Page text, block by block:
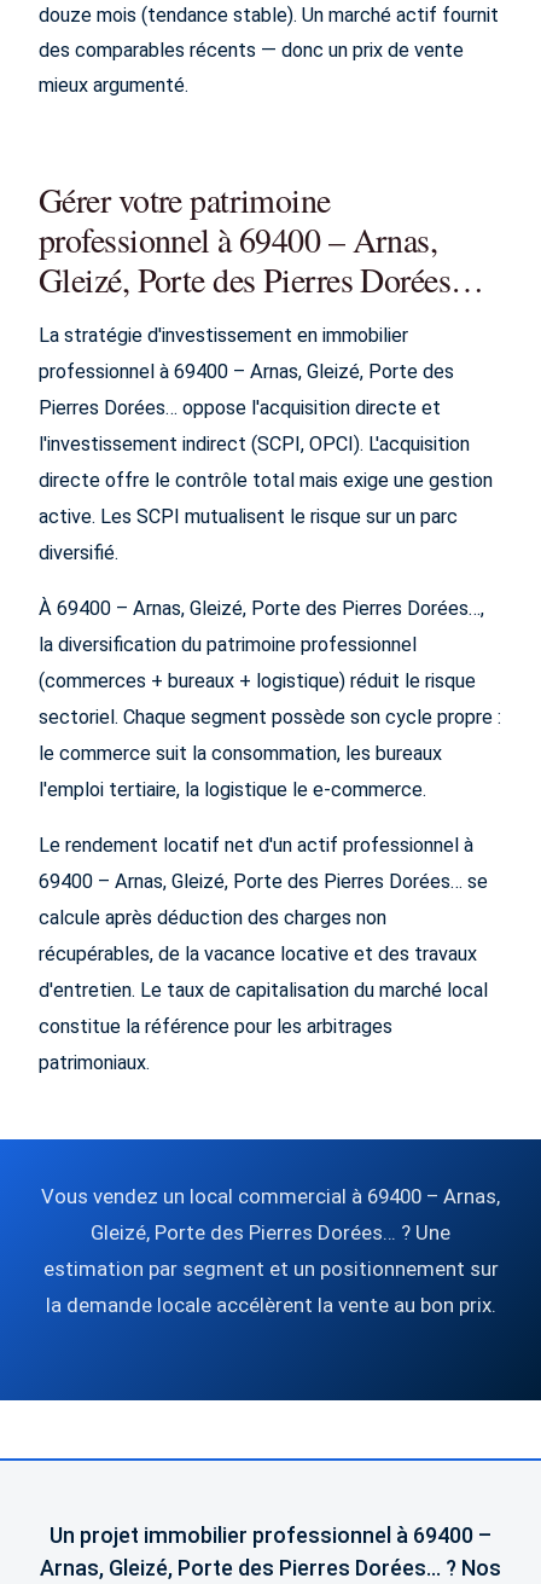
douze mois (tendance stable). Un marché actif fournit
des comparables récents — donc un prix de vente
mieux argumenté.
Gérer votre patrimoine
professionnel à 69400 – Arnas,
Gleizé, Porte des Pierres Dorées…
La stratégie d'investissement en immobilier
professionnel à 69400 – Arnas, Gleizé, Porte des
Pierres Dorées… oppose l'acquisition directe et
l'investissement indirect (SCPI, OPCI). L'acquisition
directe offre le contrôle total mais exige une gestion
active. Les SCPI mutualisent le risque sur un parc
diversifié.
À 69400 – Arnas, Gleizé, Porte des Pierres Dorées…,
la diversification du patrimoine professionnel
(commerces + bureaux + logistique) réduit le risque
sectoriel. Chaque segment possède son cycle propre :
le commerce suit la consommation, les bureaux
l'emploi tertiaire, la logistique le e-commerce.
Le rendement locatif net d'un actif professionnel à
69400 – Arnas, Gleizé, Porte des Pierres Dorées… se
calcule après déduction des charges non
récupérables, de la vacance locative et des travaux
d'entretien. Le taux de capitalisation du marché local
constitue la référence pour les arbitrages
patrimoniaux.
Vous vendez un local commercial à 69400 – Arnas,
Gleizé, Porte des Pierres Dorées… ? Une
estimation par segment et un positionnement sur
la demande locale accélèrent la vente au bon prix.
Un projet immobilier professionnel à 69400 –
Arnas, Gleizé, Porte des Pierres Dorées… ? Nos